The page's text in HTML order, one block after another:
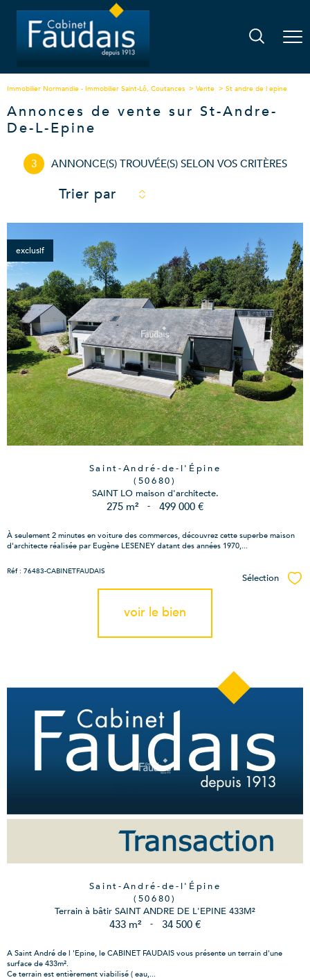
Immobilier Normandie - Immobilier Saint-Lô, Coutances Vente St andre de l epine
Annonces de vente sur St-Andre-
De-L-Epine
3 ANNONCE(S) TROUVÉE(S) SELON VOS CRITÈRES
Trier par
exclusif
Saint-André-de-l'Épine
(50680)
SAINT LO maison d'architecte.
275 m² - 499 000 €
À seulement 2 minutes en voiture des commerces, découvrez cette superbe maison
d'architecte réalisée par Eugène LESENEY datant des années 1970,...
Réf : 76483-CABINETFAUDAIS
Sélection
voir le bien
Saint-André-de-l'Épine
(50680)
Terrain à bâtir SAINT ANDRE DE L'EPINE 433M²
433 m² - 34 500 €
A Saint André de l 'Epine, le CABINET FAUDAIS vous présente un terrain d'une
surface de 433m².
Ce terrain est entièrement viabilisé ( eau,...